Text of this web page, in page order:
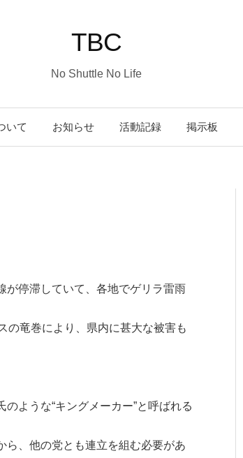
TBC
No Shuttle No Life
いて お知らせ 活動記録 掲示板
が停滞していて、各地でゲリラ雷雨
の竜巻により、県内に甚大な被害も
ような“キングメーカー”と呼ばれる
ら、他の党とも連立を組む必要があ